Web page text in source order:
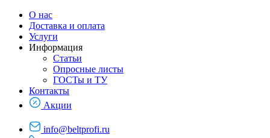
О нас
Доставка и оплата
Услуги
Информация
Статьи
Опросные листы
ГОСТы и ТУ
Контакты
Акции
info@beltprofi.ru